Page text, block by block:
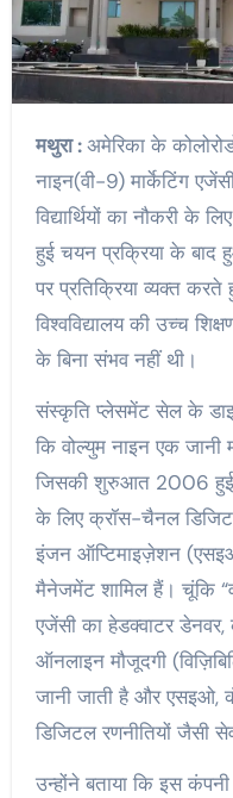
मथुरा :अमेरिका के
नाइन(वी-9) मार्केटिंग
विद्यार्थियों का नौकरी
हुई चयन प्रक्रिया के बाद
पर प्रतिक्रिया व्यक्त
विश्वविद्यालय की उच्च
के बिना संभव नहीं थी।
संस्कृति प्लेसमेंट सेल के
कि वोल्युम नाइन एक जानी
जिसकी शुरुआत 2006
के लिए क्रॉस-चैनल
इंजन ऑप्टिमाइज़ेशन
मैनेजमेंट शामिल हैं। चूंकि
एजेंसी का हेडक्वाटर डेनवर,
ऑनलाइन मौजूदगी
जानी जाती है और एसइओ,
डिजिटल रणनीतियों जैसी
उन्होंने बताया कि इस